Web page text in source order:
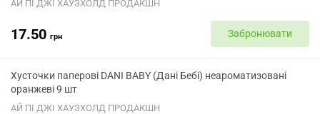
АЙ ПІ ДЖІ ХАУЗХОЛД ПРОДАКШН
17.50 грн Забронювати
Хусточки паперові DANI BABY (Дані Бебі) неароматизовані
оранжеві 9 шт
АЙ ПІ ДЖІ ХАУЗХОЛД ПРОДАКШН